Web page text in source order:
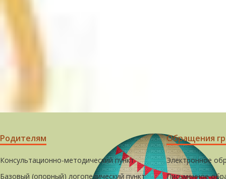
Родителям
Консультационно-методический пункт
Базовый (опорный) логопедический пункт
Обращения
Электронное
Письменное